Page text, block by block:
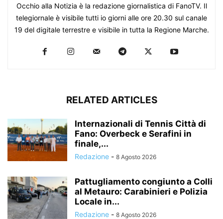
Occhio alla Notizia è la redazione giornalistica di FanoTV. Il
telegiornale è visibile tutti io giorni alle ore 20.30 sul canale
19 del digitale terrestre e visibile in tutta la Regione Marche.
RELATED ARTICLES
Internazionali di Tennis Città di
Fano: Overbeck e Serafini in
finale,...
Redazione - 8 Agosto 2026
Pattugliamento congiunto a Colli
al Metauro: Carabinieri e Polizia
Locale in...
Redazione - 8 Agosto 2026